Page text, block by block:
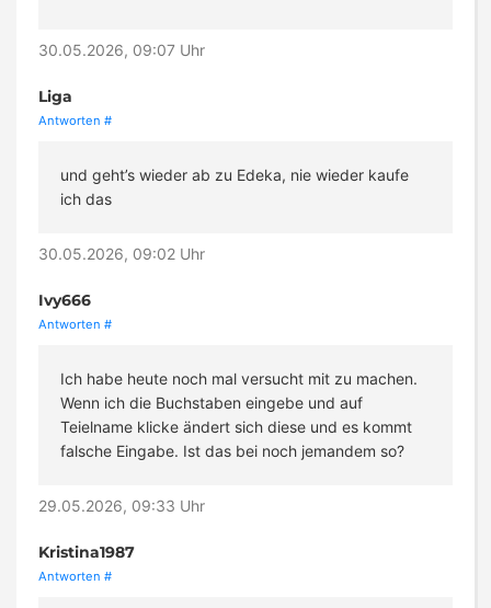
30.05.2026, 09:07 Uhr
Liga
Antworten #
und geht’s wieder ab zu Edeka, nie wieder kaufe
ich das
30.05.2026, 09:02 Uhr
Ivy666
Antworten #
Ich habe heute noch mal versucht mit zu machen.
Wenn ich die Buchstaben eingebe und auf
Teielname klicke ändert sich diese und es kommt
falsche Eingabe. Ist das bei noch jemandem so?
29.05.2026, 09:33 Uhr
Kristina1987
Antworten #